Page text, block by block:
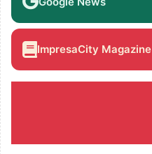
ImpresaCity Magazine